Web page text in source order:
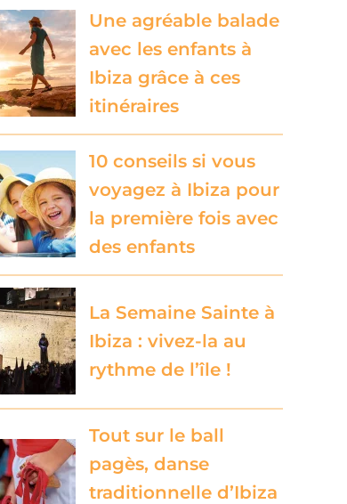
Une agréable balade
avec les enfants à
Ibiza grâce à ces
itinéraires
10 conseils si vous
voyagez à Ibiza pour
la première fois avec
des enfants
La Semaine Sainte à
Ibiza : vivez-la au
rythme de l’île !
Tout sur le ball
pagès, danse
traditionnelle d’Ibiza